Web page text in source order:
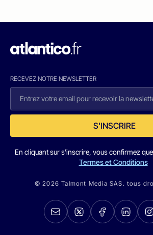
RECEVEZ NOTRE NEWSLETTER
S'INSCRIRE
En cliquant sur s'inscrire, vous confirmez
Termes et Conditions
© 2026 Talmont Media SAS. tous